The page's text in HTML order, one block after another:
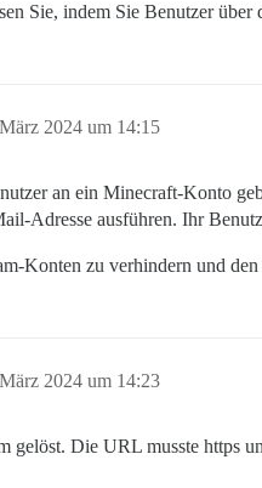
Sie, indem Sie Benutzer über
2024 um 14:15
an ein Minecraft-Konto
Adresse ausführen. Ihr
Konten zu verhindern und
2024 um 14:23
gelöst. Die URL musste https